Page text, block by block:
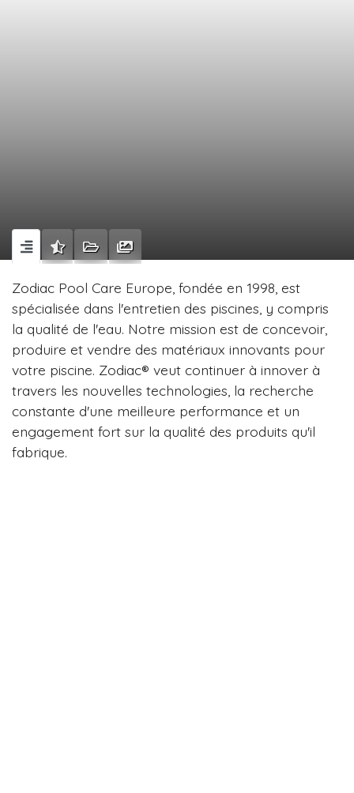
Zodiac Pool Care Europe, fondée en 1998, est
spécialisée dans l'entretien des piscines, y compris
la qualité de l'eau. Notre mission est de concevoir,
produire et vendre des matériaux innovants pour
votre piscine. Zodiac® veut continuer à innover à
travers les nouvelles technologies, la recherche
constante d'une meilleure performance et un
engagement fort sur la qualité des produits qu'il
fabrique.